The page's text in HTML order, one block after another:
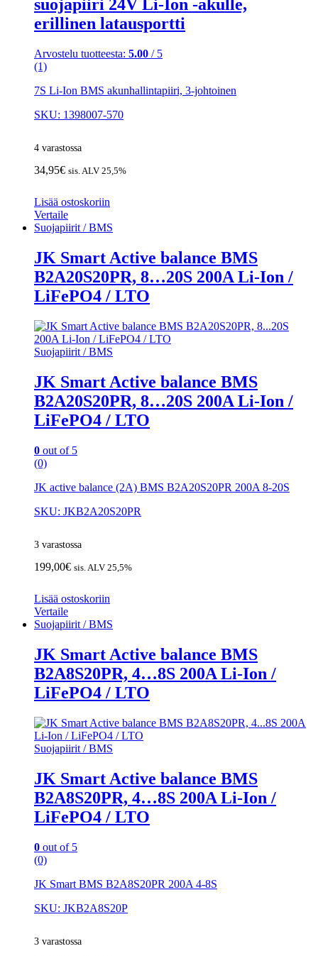
suojapiiri 24V Li-Ion -akulle,
erillinen latausportti
Arvostelu tuotteesta: 5.00 / 5
(1)
7S Li-Ion BMS akunhallintapiiri, 3-johtoinen
SKU: 1398007-570
4 varastossa
34,95€ sis. ALV 25,5%
Lisää ostoskoriin
Vertaile
Suojapiirit / BMS
JK Smart Active balance BMS
B2A20S20PR, 8…20S 200A Li-Ion /
LiFePO4 / LTO
Suojapiirit / BMS
JK Smart Active balance BMS
B2A20S20PR, 8…20S 200A Li-Ion /
LiFePO4 / LTO
0 out of 5
(0)
JK active balance (2A) BMS B2A20S20PR 200A 8-20S
SKU: JKB2A20S20PR
3 varastossa
199,00€ sis. ALV 25,5%
Lisää ostoskoriin
Vertaile
Suojapiirit / BMS
JK Smart Active balance BMS
B2A8S20PR, 4…8S 200A Li-Ion /
LiFePO4 / LTO
Suojapiirit / BMS
JK Smart Active balance BMS
B2A8S20PR, 4…8S 200A Li-Ion /
LiFePO4 / LTO
0 out of 5
(0)
JK Smart BMS B2A8S20PR 200A 4-8S
SKU: JKB2A8S20P
3 varastossa